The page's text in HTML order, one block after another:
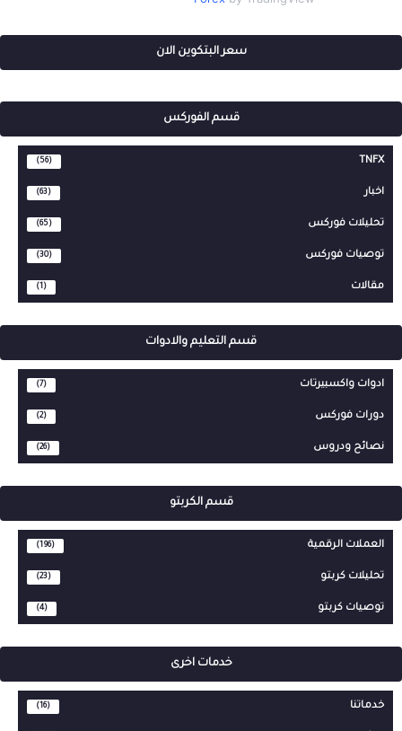
سعر البتكوين الان
قسم الفوركس
TNFX
(56)
اخبار (63)
تحليلات فوركس (65)
توصيات فوركس (30)
مقالات (1)
قسم التعليم والادوات
ادوات واكسبيرتات (7)
دورات فوركس (2)
نصائح ودروس (26)
قسم الكربتو
العملات الرقمية (196)
تحليلات كربتو (23)
توصيات كربتو (4)
خدمات اخرى
خدماتنا (16)